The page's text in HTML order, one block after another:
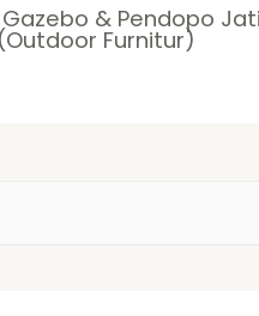
& Pendopo
Furnitur)